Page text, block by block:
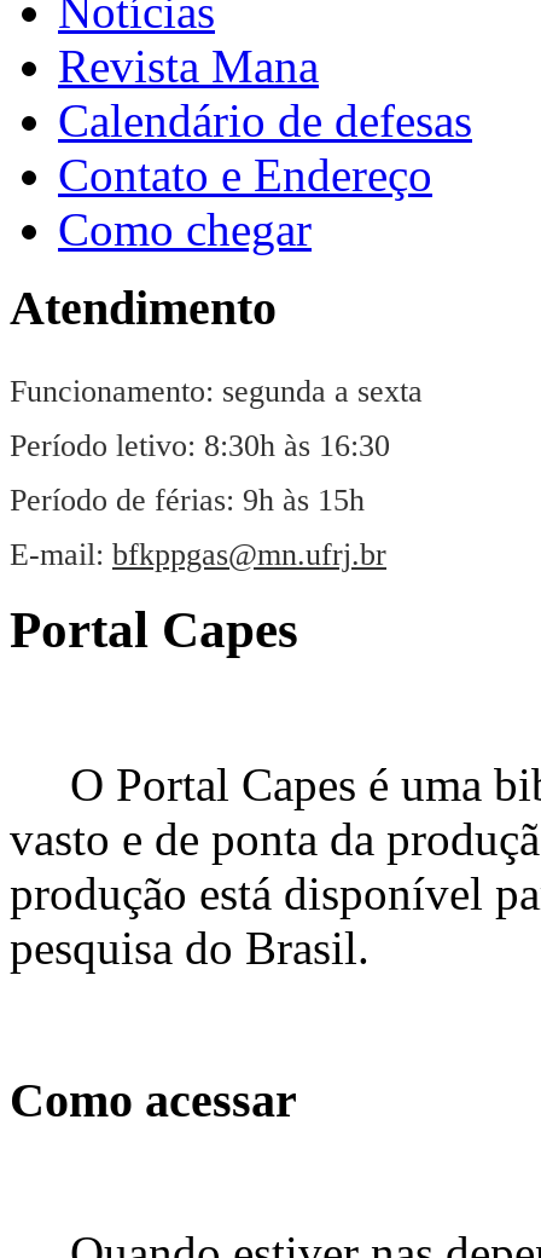
Notícias
Revista Mana
Calendário de defesas
Contato e Endereço
Como chegar
Atendimento
Funcionamento: segunda a sexta
Período letivo: 8:30h às 16:30
Período de férias: 9h às 15h
E-mail: bfkppgas@mn.ufrj.br
Portal Capes
O Portal Capes é uma
vasto e de ponta da
produção está disponível
pesquisa do Brasil.
Como acessar